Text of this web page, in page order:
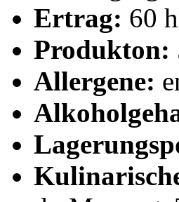
Ertrag: 60
Produkton:
Allergene: